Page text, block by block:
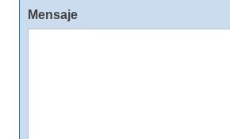
Mensaje